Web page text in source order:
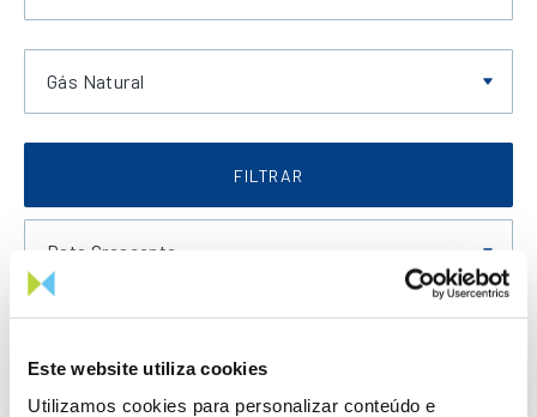
Este website utiliza cookies
Utilizamos cookies para personalizar conteúdo e
Gás Natural
FILTRAR
Data Crescente